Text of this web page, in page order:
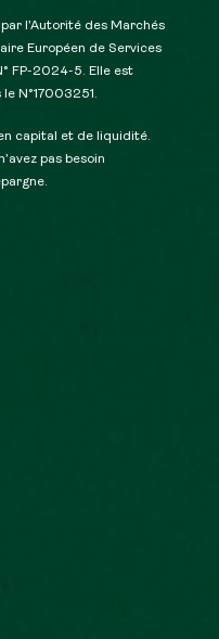
l’Autorité des Marchés
Européen de Services
FP-2024-5. Elle est
N°17003251.
capital et de liquidité.
pas besoin